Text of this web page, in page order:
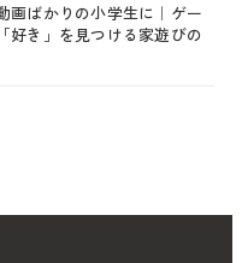
画ばかりの小学生に｜ゲー
好き」を見つける家遊びの